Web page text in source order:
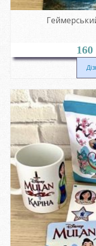
160